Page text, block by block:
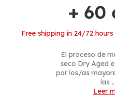
+ 60
Free shipping in 24/72
El proceso de
seco Dry Aged
por los/as
las ...
Leer